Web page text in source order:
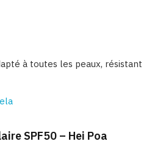
à toutes les peaux, résistant
SPF50 – Hei Poa